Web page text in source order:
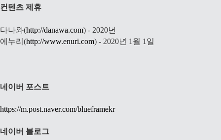
컨텐츠 제휴
다나와(http://danawa.com) - 2020년
에누리(http://www.enuri.com) - 2020년 1월 1일
네이버 포스트
https://m.post.naver.com/blueframekr
네이버 블로그